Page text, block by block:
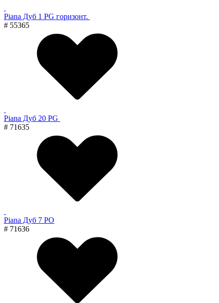
Piana Дуб 1 PG горизонт.
# 55365
Piana Дуб 20 PG
# 71635
Piana Дуб 7 PO
# 71636